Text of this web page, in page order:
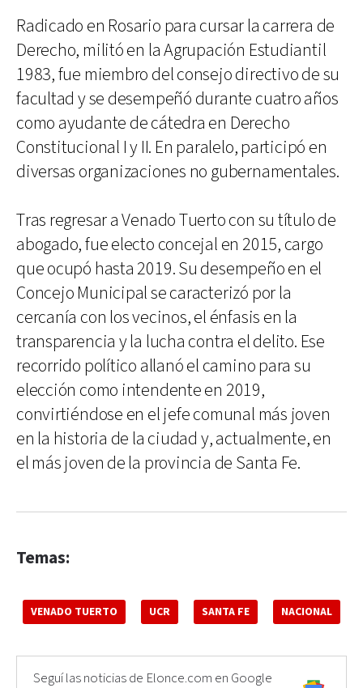
Radicado en Rosario para cursar la carrera de
Derecho, militó en la Agrupación Estudiantil
1983, fue miembro del consejo directivo de su
facultad y se desempeñó durante cuatro años
como ayudante de cátedra en Derecho
Constitucional I y II. En paralelo, participó en
diversas organizaciones no gubernamentales.
Tras regresar a Venado Tuerto con su título de
abogado, fue electo concejal en 2015, cargo
que ocupó hasta 2019. Su desempeño en el
Concejo Municipal se caracterizó por la
cercanía con los vecinos, el énfasis en la
transparencia y la lucha contra el delito. Ese
recorrido político allanó el camino para su
elección como intendente en 2019,
convirtiéndose en el jefe comunal más joven
en la historia de la ciudad y, actualmente, en
el más joven de la provincia de Santa Fe.
Temas:
VENADO TUERTO UCR SANTA FE NACIONAL
Seguí las noticias de Elonce.com en Google